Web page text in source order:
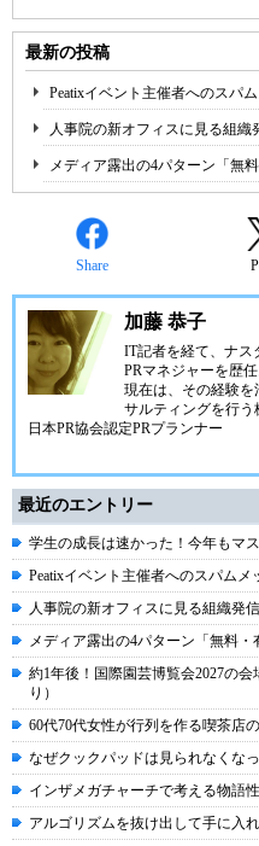
最新の投稿
Peatixイベント主催者へのスパ
人事院の新オフィスに見る組織
メディア露出の4パターン「無
Share
加藤 恭子
IT記者を経て、ナス
PRマネジャーを歴任
現在は、その経験
サルティングを行う
日本PR協会認定PRプランナー
最近のエントリー
学生の成長は速かった！今年もマ
Peatixイベント主催者へのスパムメ
人事院の新オフィスに見る組織発
メディア露出の4パターン「無料
約1年後！国際園芸博覧会2027の
り）
60代70代女性が行列を作る喫茶店
なぜクックパッドは見られなくな
インザメガチャーチで考える物語性
アルゴリズムを抜け出して手に入